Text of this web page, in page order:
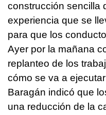
construcción sencilla
experiencia que se
para que los
Ayer por la mañana
replanteo de los
cómo se va a
Baragán indicó que
una reducción de la